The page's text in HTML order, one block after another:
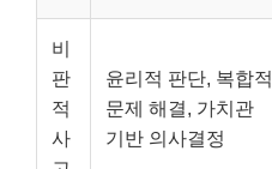
비
판
적
사
윤리적 판단, 복합적
문제 해결, 가치관
기반 의사결정